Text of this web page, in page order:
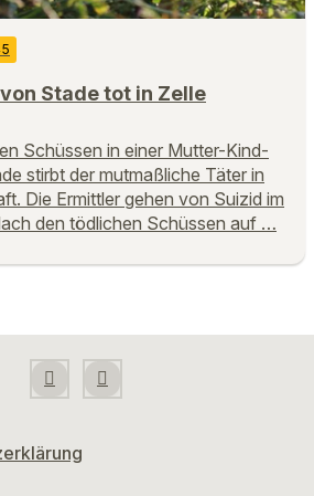
Stade tot in Zelle
Schüssen in einer Mutter-Kind-
stirbt der mutmaßliche Täter in
Die Ermittler gehen von Suizid im
den tödlichen Schüssen auf …